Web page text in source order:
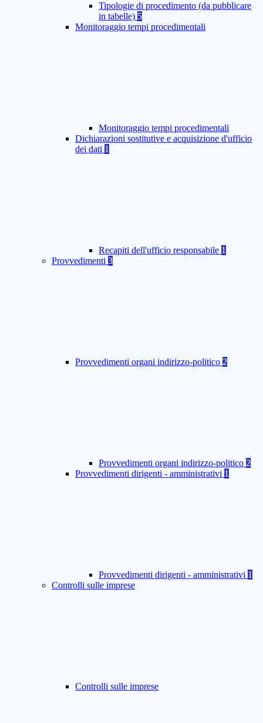
Tipologie di procedimento (da pubblicare
in tabelle) 5
Monitoraggio tempi procedimentali
Monitoraggio tempi procedimentali
Dichiarazioni sostitutive e acquisizione d'ufficio
dei dati 1
Recapiti dell'ufficio responsabile 1
Provvedimenti 3
Provvedimenti organi indirizzo-politico 2
Provvedimenti organi indirizzo-politico 2
Provvedimenti dirigenti - amministrativi 1
Provvedimenti dirigenti - amministrativi 1
Controlli sulle imprese
Controlli sulle imprese